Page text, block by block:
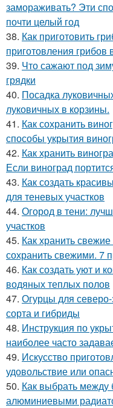
замораживать? Эти
почти целый год
38. Как приготовить
приготовления
39. Что сажают под
грядки
40. Посадка
луковичных в корзины.
41. Как сохранить
способы укрытия
42. Как хранить
Если виноград
43. Как создать
для теневых участков
44. Огород в тени:
участков
45. Как хранить
сохранить свежими. 7
46. Как создать уют и
водяных теплых полов
47. Огурцы для
сорта и гибриды
48. Инструкция по
наиболее часто
49. Искусство
удовольствие или
50. Как выбрать между
алюминиевыми